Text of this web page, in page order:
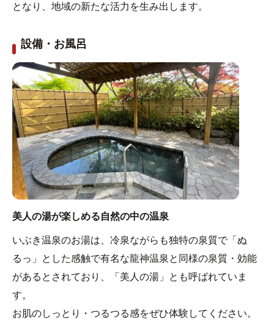
となり、地域の新たな活力を生み出します。
設備・お風呂
美人の湯が楽しめる自然の中の温泉
いぶき温泉のお湯は、冷泉ながらも独特の泉質で「ぬ
るっ」とした感触で有名な龍神温泉と同様の泉質・効能
があるとされており、「美人の湯」とも呼ばれていま
す。
お肌のしっとり・つるつる感をぜひ体験してください。